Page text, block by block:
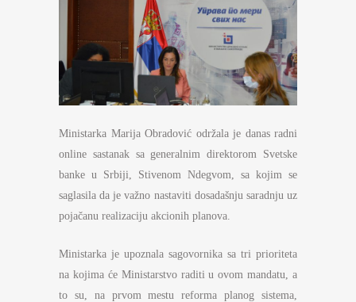
Ministarka Marija Obradović održala je danas radni
online sastanak sa generalnim direktorom Svetske
banke u Srbiji, Stivenom Ndegvom, sa kojim se
saglasila da je važno nastaviti dosadašnju saradnju uz
pojačanu realizaciju akcionih planova.
Ministarka je upoznala sagovornika sa tri prioriteta
na kojima će Ministarstvo raditi u ovom mandatu, a
to su, na prvom mestu reforma planog sistema,